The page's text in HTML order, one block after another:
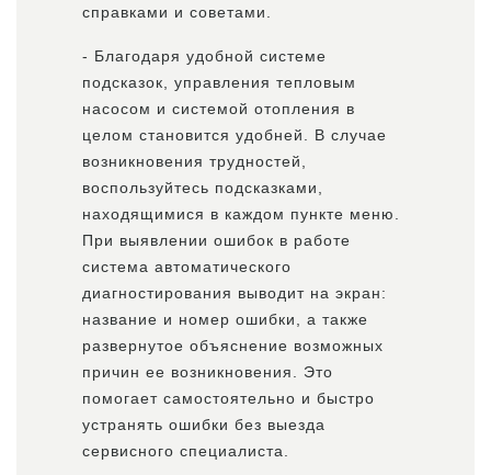
справками и советами.
- Благодаря удобной системе
подсказок, управления тепловым
насосом и системой отопления в
целом становится удобней. В случае
возникновения трудностей,
воспользуйтесь подсказками,
находящимися в каждом пункте меню.
При выявлении ошибок в работе
система автоматического
диагностирования выводит на экран:
название и номер ошибки, а также
развернутое объяснение возможных
причин ее возникновения. Это
помогает самостоятельно и быстро
устранять ошибки без выезда
сервисного специалиста.